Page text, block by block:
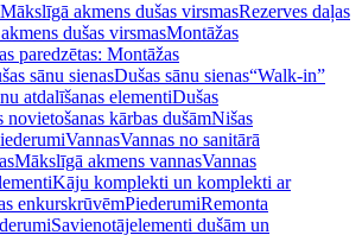
Mākslīgā akmens dušas virsmasRezerves daļas
dušas virsmasMontāžas
paredzētas: Montāžas
sānu sienasDušas sānu sienas“Walk-in”
atdalīšanas elementiDušas
novietošanas kārbas dušāmNišas
VannasVannas no sanitārā
Mākslīgā akmens vannasVannas
Kāju komplekti un komplekti ar
enkurskrūvēmPiederumiRemonta
Savienotājelementi dušām un